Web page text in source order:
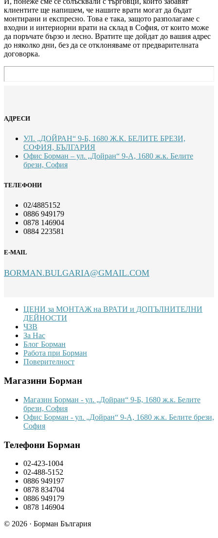
клиентите ще напишем, че нашите врати могат да бъдат
монтирани и експресно. Това е така, защото разполагаме с
входни и интериорни врати на склад в София, от които може
да поръчате бързо и лесно. Вратите ще дойдат до вашия адрес
до няколко дни, без да се отклоняваме от предварителната
договорка.
АДРЕСИ
УЛ. „ДОЙРАН“ 9-Б, 1680 Ж.К. БЕЛИТЕ БРЕЗИ,
СОФИЯ, БЪЛГАРИЯ
Офис Борман – ул. „Дойран“ 9-А, 1680 ж.к. Белите
брези, София
ТЕЛЕФОНИ
02/4885152
0886 949179
0878 146904
0884 223581
E-MAIL
BORMAN.BULGARIA@GMAIL.COM
FooterЦЕНИ за МОНТАЖ на ВРАТИ и ДОПЪЛНИТЕЛНИ
ДЕЙНОСТИ
ЧЗВ
За Нас
Блог Борман
Работа при Борман
Поверителност
Магазини Борман
Магазин Борман - ул. „Дойран“ 9-Б, 1680 ж.к. Белите
брези, София
Офис Борман - ул. „Дойран“ 9-А, 1680 ж.к. Белите брези,
София
Телефони Борман
02-423-1004
02-488-5152
0886 949197
0878 834704
0886 949179
0878 146904
© 2026 · Борман България